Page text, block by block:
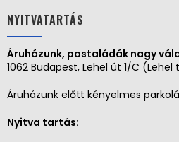
NYITVATARTÁS
Áruházunk, postaládák nagy
1062 Budapest, Lehel út 1/C (Lehel
Áruházunk előtt kényelmes
Nyitva tartás: